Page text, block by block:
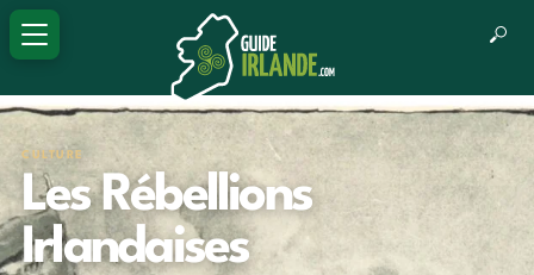
CULTURE
Les Rébellions
Irlandaises